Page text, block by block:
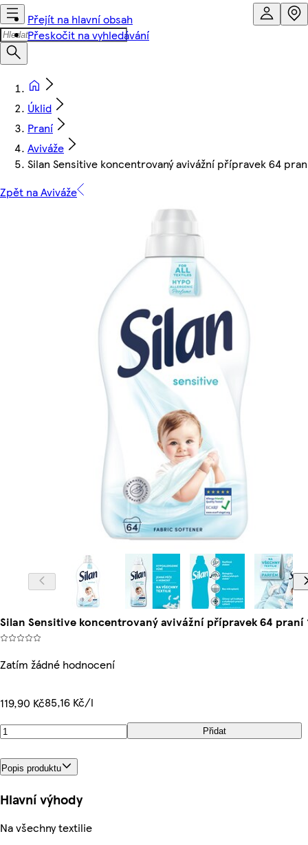
Přejít na hlavní obsah
Přeskočit na vyhledávání
Úklid
Praní
Aviváže
Silan Sensitive koncentrovaný avivážní přípravek 64
Zpět na Aviváže
Silan Sensitive koncentrovaný avivážní přípravek 64 praní
Zatím žádné hodnocení
119,90 Kč85,16 Kč/l
Přidat
Popis produktu
Hlavní výhody
Na všechny textilie